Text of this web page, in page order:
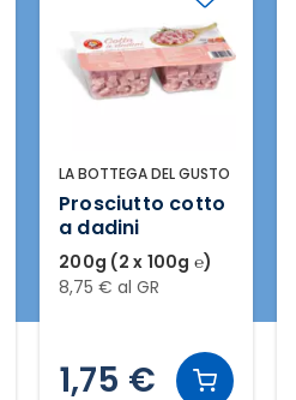
TOBIAS
Wurstel di pollo e
tacchino
100g ℮
3,90 € al GR
0,39 €